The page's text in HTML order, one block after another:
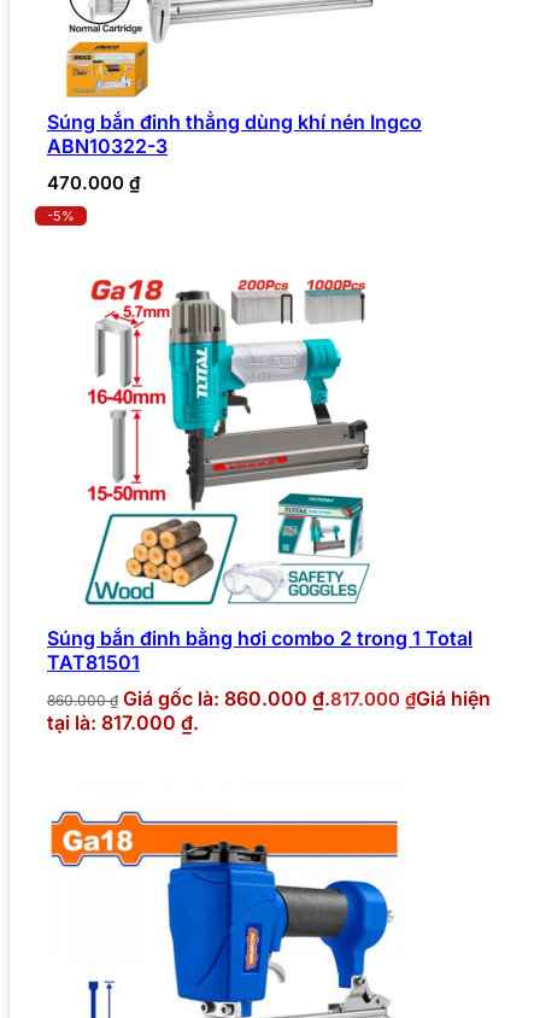
Súng bắn đinh thẳng dùng khí nén Ingco
ABN10322-3
470.000 ₫
-5%
Súng bắn đinh bằng hơi combo 2 trong 1 Total
TAT81501
860.000₫ Giá gốc là: 860.000 ₫.817.000 ₫Giá hiện
tại là: 817.000 ₫.